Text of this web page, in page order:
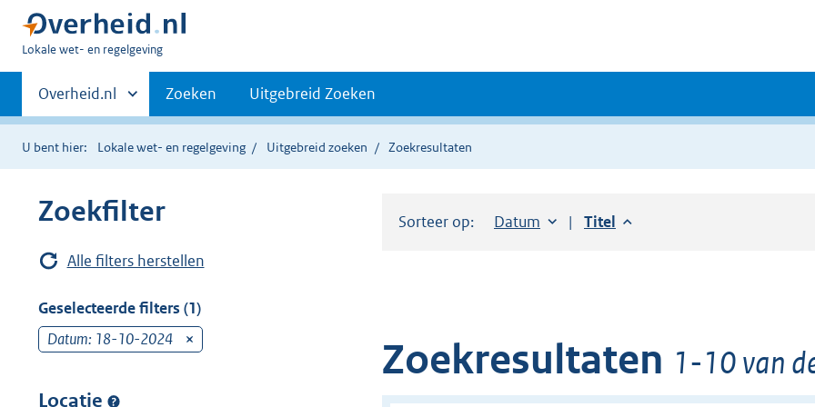
U
hier:
Lokale wet- en regelgeving
Primaire
navigatie
Andere
sites
binnen
Overheid.nl Zoeken Uitgebreid Zoeken
U bent hier: Lokale wet- en regelgeving Uitgebreid zoeken Zoekresultaten
Zoekfilter
Alle filters herstellen
Geselecteerde filters (1)
Datum: 18-10-2024
Locatie
Sorteer op: Sorteer op:
Datum aflopendSorteer op:
Titel aflopend
Zoekresultaten 1-10 van